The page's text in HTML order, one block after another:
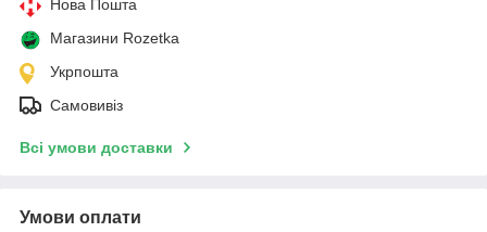
Нова Пошта
Магазини Rozetka
Укрпошта
Самовивіз
Всі умови доставки
Умови оплати